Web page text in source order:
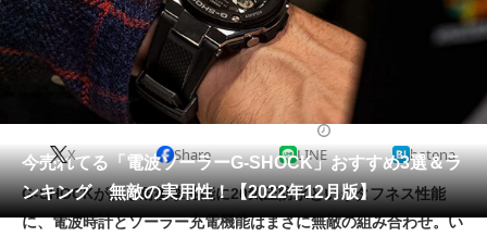
コンテンツ・サービス スイーツ・お菓子
スポーツ・レジャー スマホ・携帯電話
パソコン・タブレット ファッション
ペット 家電
工具・DIY 本・DVD・CD
今売れてる「電波ソーラーG-SHOCK」おすすめ3選＆ラ
ンキング 無敵の実用性！【2022年12月版】
X Share LINE hatena
G-SHOCKが誇る耐衝撃性能に20気圧防水というタフネス性能
に、電波時計とソーラー充電機能はまさに無敵の組み合わせ。い